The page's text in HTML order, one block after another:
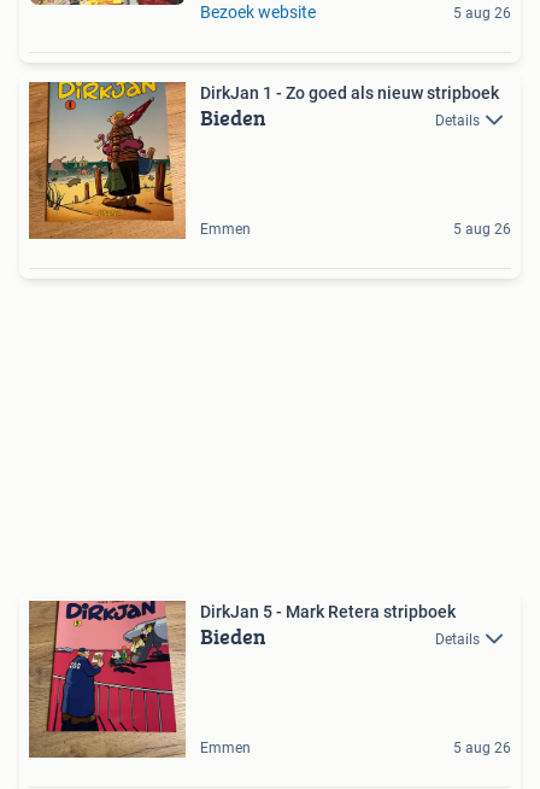
Bezoek website 5 aug 26
DirkJan 1 - Zo goed als nieuw stripboek
Bieden Details
Emmen 5 aug 26
DirkJan 5 - Mark Retera stripboek
Bieden Details
Emmen 5 aug 26